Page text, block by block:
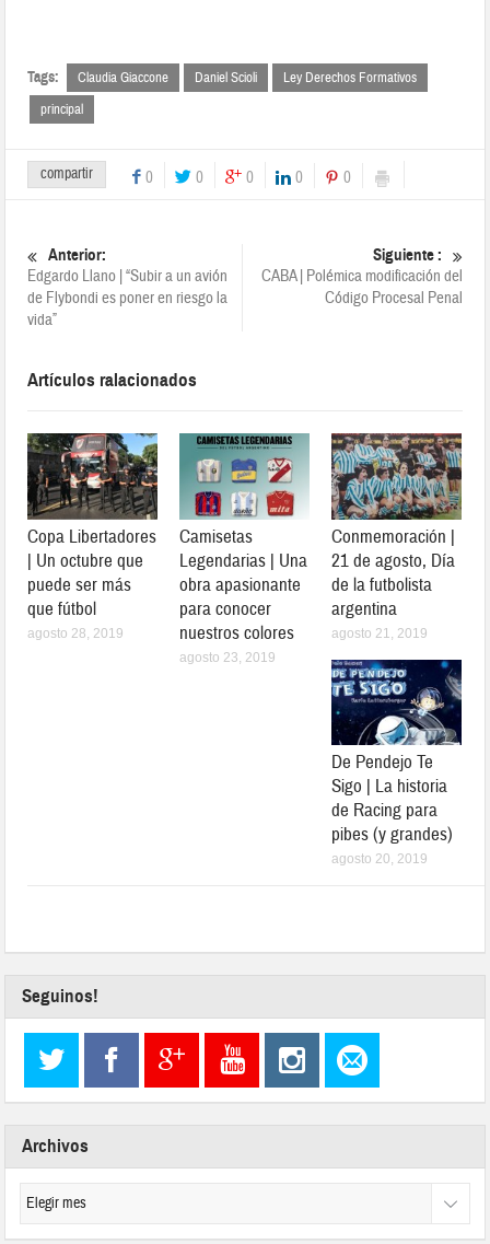
Tags: Claudia Giaccone Daniel Scioli
Ley Derechos Formativos
principal
compartir 0 0 0 0 0
Anterior:
Edgardo Llano | “Subir a un avión
de Flybondi es poner en riesgo la
vida”
Siguiente :
CABA | Polémica modificación del
Código Procesal Penal
Artículos ralacionados
Copa Libertadores
| Un octubre que
puede ser más
que fútbol
agosto 28, 2019
Camisetas
Legendarias | Una
obra apasionante
para conocer
nuestros colores
agosto 23, 2019
Conmemoración |
21 de agosto, Día
de la futbolista
argentina
agosto 21, 2019
De Pendejo Te
Sigo | La historia
de Racing para
pibes (y grandes)
agosto 20, 2019
Seguinos!
Archivos